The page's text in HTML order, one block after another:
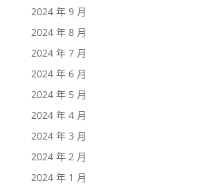
2024 年 9 月
2024 年 8 月
2024 年 7 月
2024 年 6 月
2024 年 5 月
2024 年 4 月
2024 年 3 月
2024 年 2 月
2024 年 1 月